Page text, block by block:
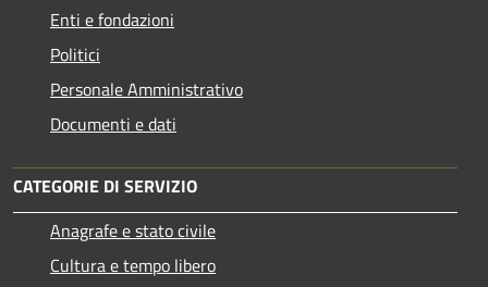
Enti e fondazioni
Politici
Personale Amministrativo
Documenti e dati
CATEGORIE DI SERVIZIO
Anagrafe e stato civile
Cultura e tempo libero